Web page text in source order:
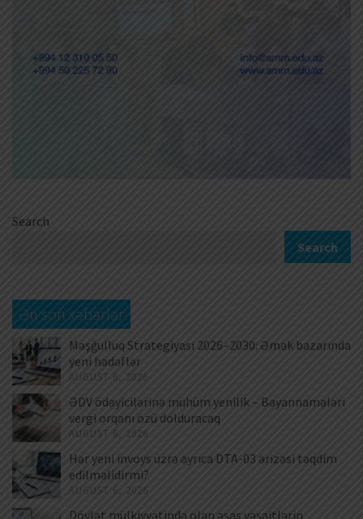
Search
Search
Ən son xəbərlər
Məşğulluq Strategiyası 2026–2030: Əmək bazarında
yeni hədəflər
AUGUST 6, 2026
ƏDV ödəyicilərinə mühüm yenilik – Bəyannamələri
vergi orqanı özü dolduracaq
AUGUST 6, 2026
Hər yeni invoys üzrə ayrıca DTA-03 ərizəsi təqdim
edilməlidirmi?
AUGUST 6, 2026
Dövlət mülkiyyətində olan əsas vəsaitlərin